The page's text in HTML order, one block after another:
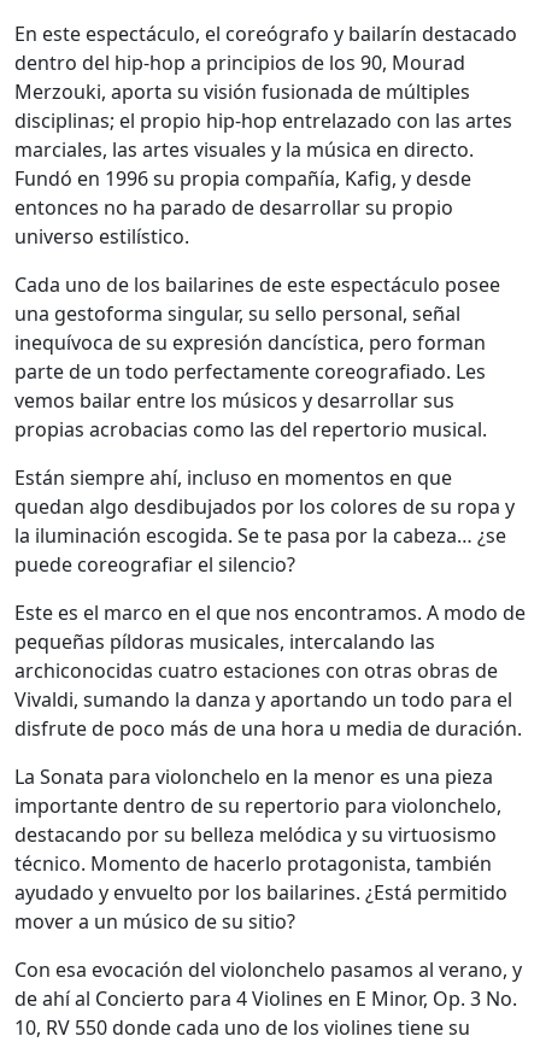
En este espectáculo, el coreógrafo y bailarín destacado
dentro del hip-hop a principios de los 90, Mourad
Merzouki, aporta su visión fusionada de múltiples
disciplinas; el propio hip-hop entrelazado con las artes
marciales, las artes visuales y la música en directo.
Fundó en 1996 su propia compañía, Kafig, y desde
entonces no ha parado de desarrollar su propio
universo estilístico.
Cada uno de los bailarines de este espectáculo posee
una gestoforma singular, su sello personal, señal
inequívoca de su expresión dancística, pero forman
parte de un todo perfectamente coreografiado. Les
vemos bailar entre los músicos y desarrollar sus
propias acrobacias como las del repertorio musical.
Están siempre ahí, incluso en momentos en que
quedan algo desdibujados por los colores de su ropa y
la iluminación escogida. Se te pasa por la cabeza… ¿se
puede coreografiar el silencio?
Este es el marco en el que nos encontramos. A modo de
pequeñas píldoras musicales, intercalando las
archiconocidas cuatro estaciones con otras obras de
Vivaldi, sumando la danza y aportando un todo para el
disfrute de poco más de una hora u media de duración.
La Sonata para violonchelo en la menor es una pieza
importante dentro de su repertorio para violonchelo,
destacando por su belleza melódica y su virtuosismo
técnico. Momento de hacerlo protagonista, también
ayudado y envuelto por los bailarines. ¿Está permitido
mover a un músico de su sitio?
Con esa evocación del violonchelo pasamos al verano, y
de ahí al Concierto para 4 Violines en E Minor, Op. 3 No.
10, RV 550 donde cada uno de los violines tiene su